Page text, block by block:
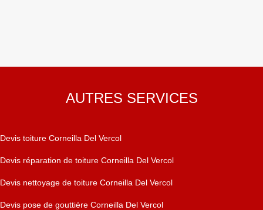
AUTRES SERVICES
Devis toiture Corneilla Del Vercol
Devis réparation de toiture Corneilla Del Vercol
Devis nettoyage de toiture Corneilla Del Vercol
Devis pose de gouttière Corneilla Del Vercol